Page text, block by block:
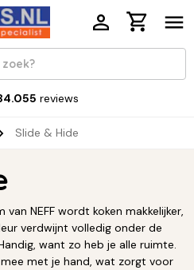
reviews
Slide & Hide
NEFF wordt koken makkelijker,
verdwijnt volledig onder de
want zo heb je alle ruimte.
met je hand, wat zorgt voor